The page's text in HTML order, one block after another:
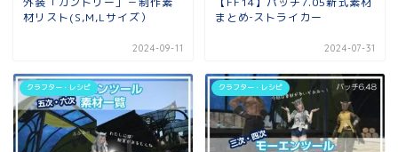
材リスト(S,M,Lサイズ）
2024-09-11
まとめ‐ストライカー
2024-07-31
クラフター・レシピ クラフター・レシピ